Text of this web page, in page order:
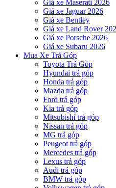
Giá xe Maserati 2026
Giá xe Jaguar 2026
Giá xe Bentley
Giá xe Land Rover
Giá xe Porsche 2026
Giá xe Subaru 2026
Mua Xe Trả Góp
Toyota Trả Góp
Hyundai trả góp
Honda trả góp
Mazda trả góp
Ford trả góp
Kia trả góp
Mitsubishi trả góp
Nissan trả góp
MG trả góp
Peugeot trả góp
Mercedes trả góp
Lexus trả góp
Audi trả góp
BMW trả góp